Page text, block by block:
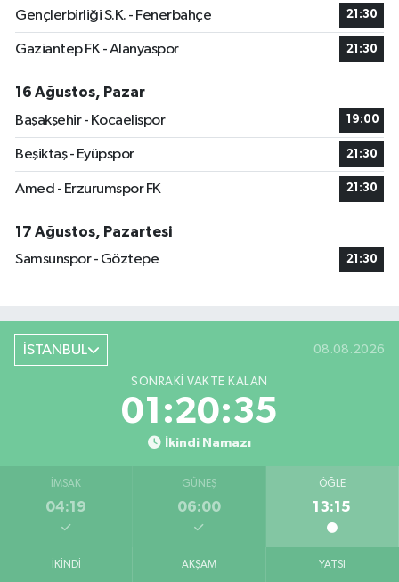
Gençlerbirliği S.K. - Fenerbahçe 21:30
Gaziantep FK - Alanyaspor 21:30
16 Ağustos, Pazar
Başakşehir - Kocaelispor
19:00
Beşiktaş - Eyüpspor 21:30
Amed - Erzurumspor FK 21:30
17 Ağustos, Pazartesi
Samsunspor - Göztepe
21:30
İSTANBUL 08.08.2026
SONRAKI VAKTE KALAN
01:20:35
İkindi Namazı
İMSAK
04:19
GÜNEŞ
06:00
ÖĞLE
13:15
İKINDI AKŞAM YATSI